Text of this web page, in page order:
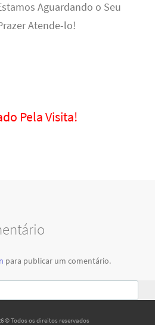
Aguardando o Seu
Atende-lo!
Pela Visita!
para publicar um comentário.
© Todos os direitos reservados